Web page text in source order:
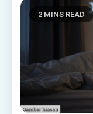
2 MINS READ